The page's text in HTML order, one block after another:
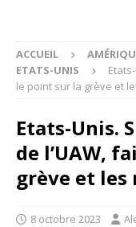
ACCUEIL
ETATS-UNIS
le point sur la grève et
Etats-Unis.
de l’UAW,
grève et
8 octobre 2023